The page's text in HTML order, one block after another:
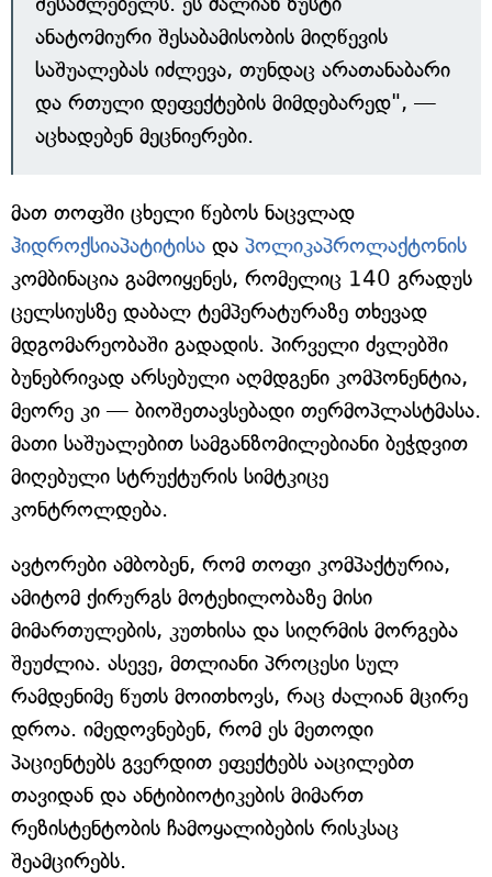
ანატომიური შესაბამისობის მიღწევის
საშუალებას იძლევა, თუნდაც არათანაბარი
და რთული დეფექტების მიმდებარედ", —
აცხადებენ მეცნიერები.
მათ თოფში ცხელი წებოს ნაცვლად
ჰიდროქსიაპატიტისა და პოლიკაპროლაქტონის
კომბინაცია გამოიყენეს, რომელიც 140 გრადუს
ცელსიუსზე დაბალ ტემპერატურაზე თხევად
მდგომარეობაში გადადის. პირველი ძვლებში
ბუნებრივად არსებული აღმდგენი კომპონენტია,
მეორე კი — ბიოშეთავსებადი თერმოპლასტმასა.
მათი საშუალებით სამგანზომილებიანი ბეჭდვით
მიღებული სტრუქტურის სიმტკიცე
კონტროლდება.
ავტორები ამბობენ, რომ თოფი კომპაქტურია,
ამიტომ ქირურგს მოტეხილობაზე მისი
მიმართულების, კუთხისა და სიღრმის მორგება
შეუძლია. ასევე, მთლიანი პროცესი სულ
რამდენიმე წუთს მოითხოვს, რაც ძალიან მცირე
დროა. იმედოვნებენ, რომ ეს მეთოდი
პაციენტებს გვერდით ეფექტებს ააცილებთ
თავიდან და ანტიბიოტიკების მიმართ
რეზისტენტობის ჩამოყალიბების რისკსაც
შეამცირებს.